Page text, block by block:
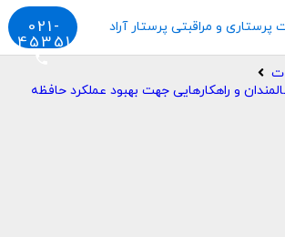
021-
45351
phone
و راهکارهایی جهت بهبود عملکرد حافظه